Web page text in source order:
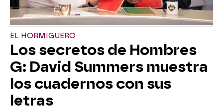
EL HORMIGUERO
Los secretos de Hombres
G: David Summers muestra
los cuadernos con sus
letras